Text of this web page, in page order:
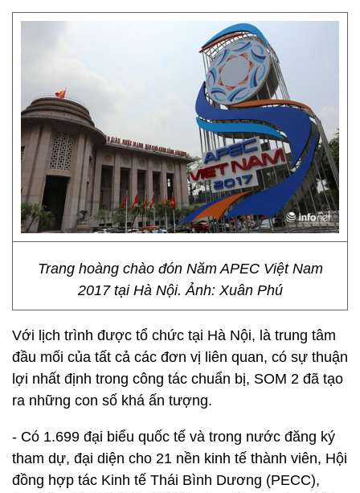
Trang hoàng chào đón Năm APEC Việt Nam
2017 tại Hà Nội. Ảnh: Xuân Phú
Với lịch trình được tổ chức tại Hà Nội, là trung tâm
đầu mối của tất cả các đơn vị liên quan, có sự thuận
lợi nhất định trong công tác chuẩn bị, SOM 2 đã tạo
ra những con số khá ấn tượng.
- Có 1.699 đại biểu quốc tế và trong nước đăng ký
tham dự, đại diện cho 21 nền kinh tế thành viên, Hội
đồng hợp tác Kinh tế Thái Bình Dương (PECC),